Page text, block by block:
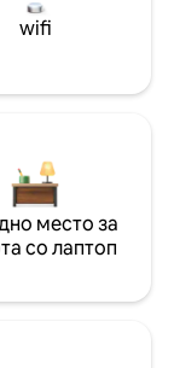
wifi
место за
со лаптоп